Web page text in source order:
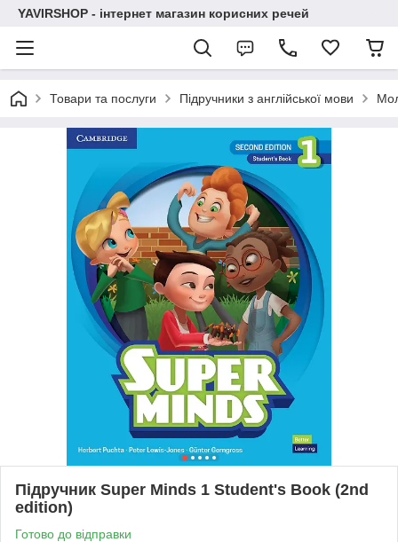
YAVIRSHOP - інтернет магазин корисних речей
Товари та послуги Підручники з англійської мови
Підручник Super Minds 1 Student's Book (2nd
edition)
Готово до відправки